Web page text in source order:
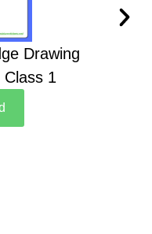
Drawing
1